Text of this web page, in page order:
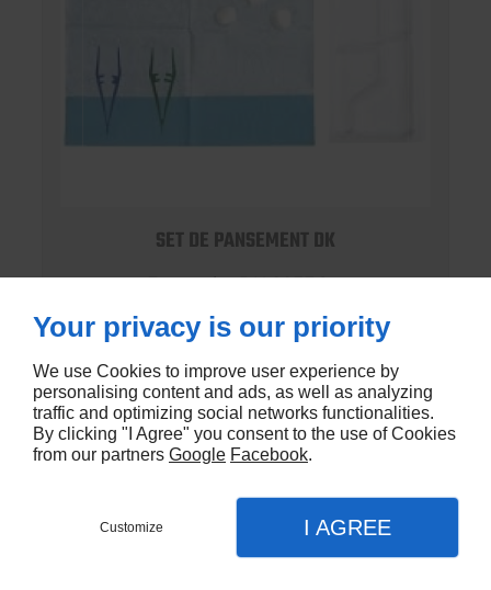
SET DE PANSEMENT DK
En stock - DK-803EC
€1,20
Your privacy is our priority
We use Cookies to improve user experience by
personalising content and ads, as well as analyzing
traffic and optimizing social networks functionalities.
By clicking "I Agree" you consent to the use of Cookies
from our partners Google Facebook.
Customize I AGREE